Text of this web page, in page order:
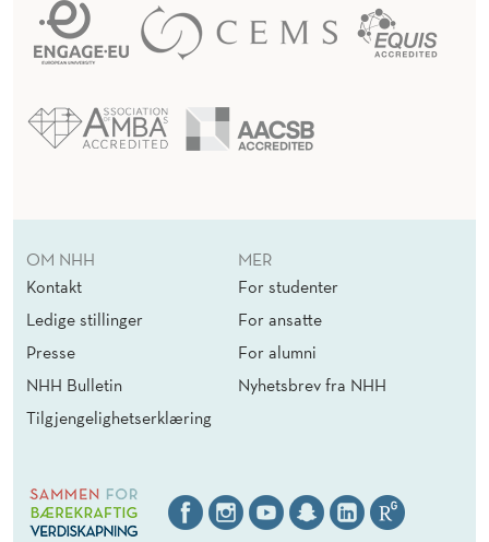
OM NHH
Kontakt
Ledige stillinger
Presse
NHH Bulletin
Tilgjengelighetserklæring
MER
For studenter
For ansatte
For alumni
Nyhetsbrev fra NHH